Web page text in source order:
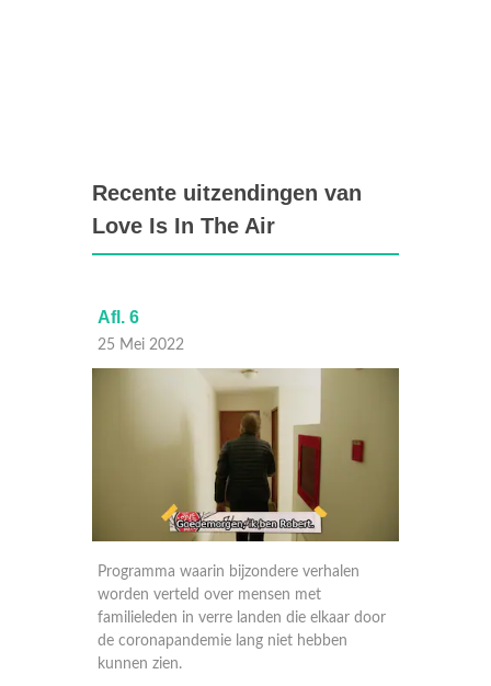
Recente uitzendingen van
Love Is In The Air
Afl. 6
25 Mei 2022
Programma waarin bijzondere verhalen
worden verteld over mensen met
familieleden in verre landen die elkaar door
de coronapandemie lang niet hebben
kunnen zien.